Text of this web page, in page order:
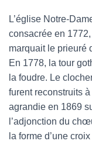
L’église Notre-
consacrée en
marquait le prieuré
En 1778, la tour
la foudre. Le
furent reconstruits
agrandie en 1869
l’adjonction du
la forme d’une